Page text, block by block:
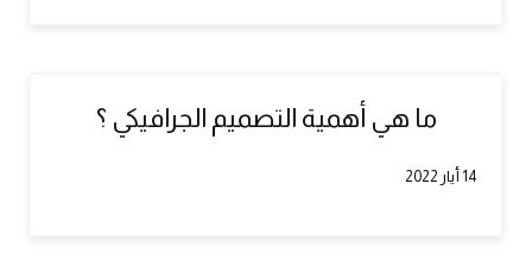
ما هي أهمية التصميم الجرافيكي ؟
14 أيار 2022